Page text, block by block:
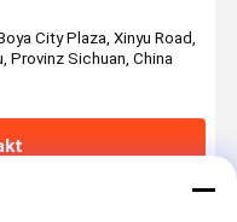
City Plaza, Xinyu Road,
Provinz Sichuan, China